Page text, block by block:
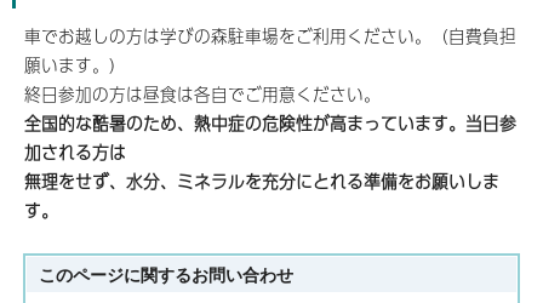
車でお越しの方は学びの森駐車場をご利用ください。（自費負担
願います。）
終日参加の方は昼食は各自でご用意ください。
全国的な酷暑のため、熱中症の危険性が高まっています。当日参
加される方は
無理をせず、水分、ミネラルを充分にとれる準備をお願いしま
す。
このページに関するお問い合わせ